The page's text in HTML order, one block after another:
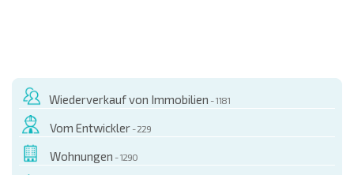
Wiederverkauf von Immobilien - 1181
Vom Entwickler - 229
Wohnungen - 1290